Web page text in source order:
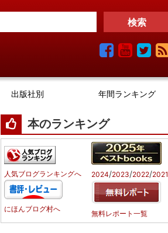
出版社別 年間ランキング
本のランキング
人気ブログランキングへ
にほんブログ村へ
2024/2023/2022/2021
無料レポート一覧